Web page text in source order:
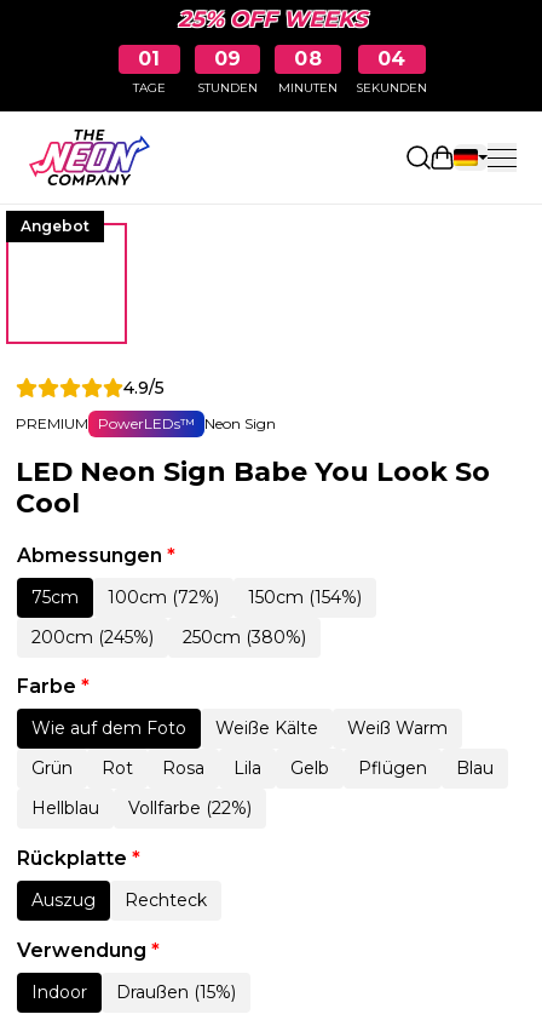
25% OFF WEEKS
01
TAGE
09
STUNDEN
08
MINUTEN
04
SEKUNDEN
Angebot
4.9/5
PREMIUM PowerLEDs™ Neon Sign
LED Neon Sign Babe You Look So
Cool
Abmessungen *
75cm 100cm (72%)
150cm (154%)
200cm (245%)
250cm (380%)
Farbe *
Wie auf dem Foto Weiße Kälte
Weiß Warm
Grün
Rot Rosa Lila Gelb Pflügen
Blau
Hellblau
Vollfarbe (22%)
Rückplatte *
Auszug Rechteck
Verwendung *
Indoor Draußen (15%)